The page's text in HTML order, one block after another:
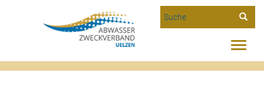
Suche
Toggle
Beschränkte Ausschreibung